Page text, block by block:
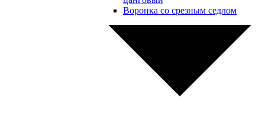
Воронка со срезным седлом